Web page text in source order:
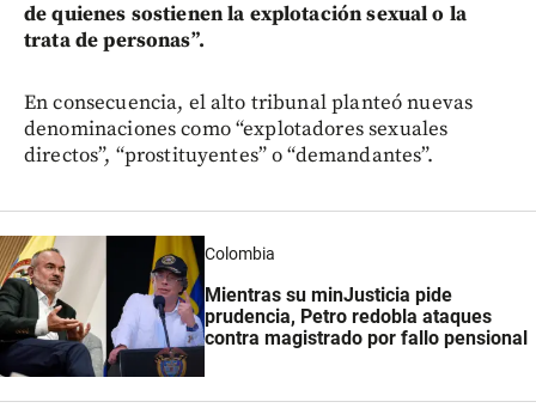
de quienes sostienen la explotación sexual o la
trata de personas”.
En consecuencia, el alto tribunal planteó nuevas
denominaciones como “explotadores sexuales
directos”, “prostituyentes” o “demandantes”.
Colombia
Mientras su minJusticia pide
prudencia, Petro redobla ataques
contra magistrado por fallo pensional